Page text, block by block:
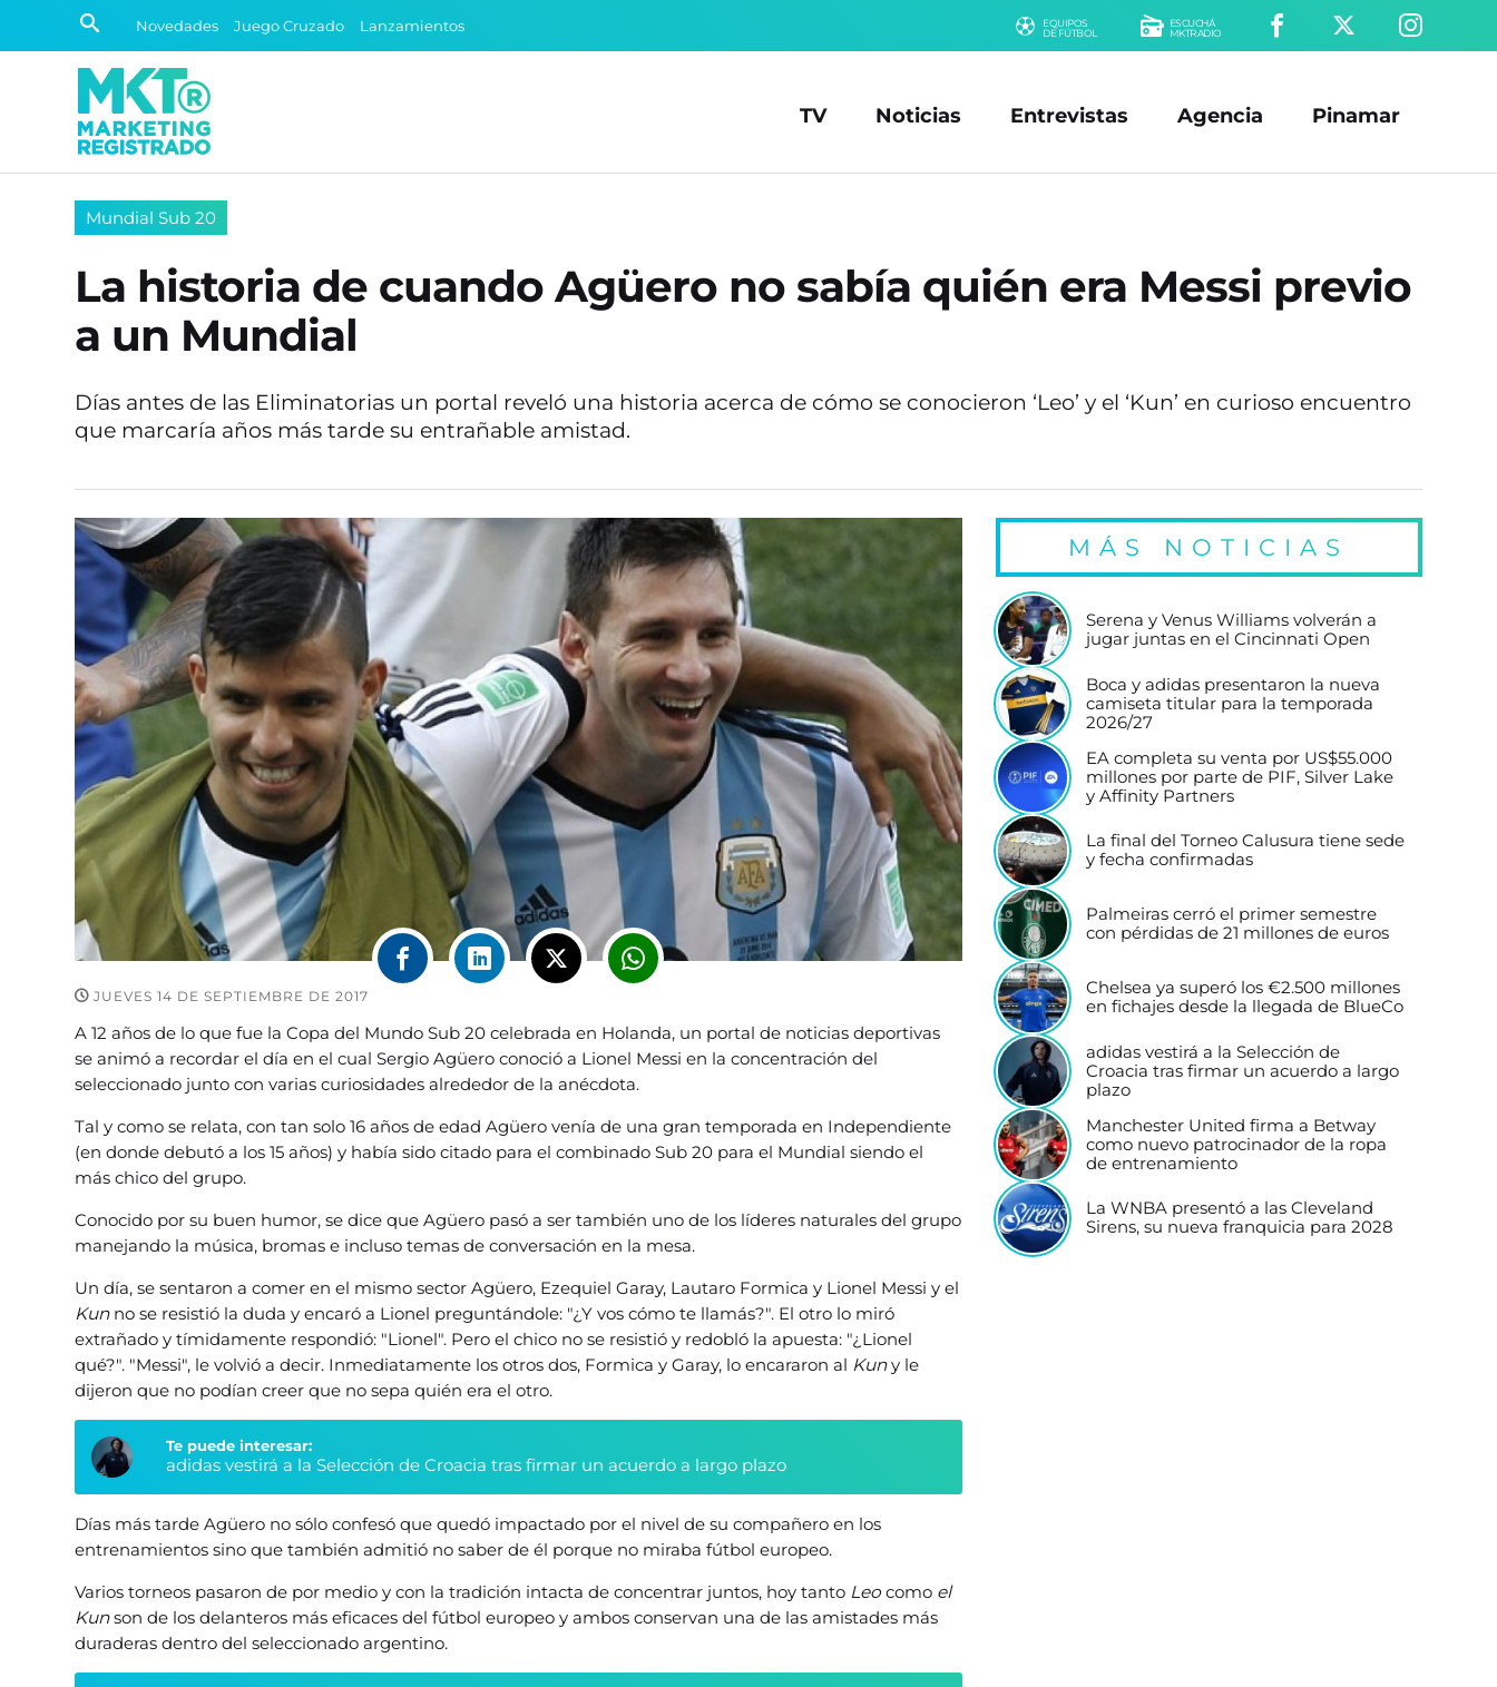
Novedades Juego Cruzado Lanzamientos
EQUIPOS
DE FÚTBOL
ESCUCHÁ
MKTRADIO
TV Noticias Entrevistas Agencia Pinamar
Mundial Sub 20
La historia de cuando Agüero no sabía quién era Messi previo
a un Mundial
Días antes de las Eliminatorias un portal reveló una historia acerca de cómo se conocieron ‘Leo’ y el ‘Kun’ en curioso encuentro
que marcaría años más tarde su entrañable amistad.
JUEVES 14 DE SEPTIEMBRE DE 2017
A 12 años de lo que fue la Copa del Mundo Sub 20 celebrada en Holanda, un portal de noticias deportivas
se animó a recordar el día en el cual Sergio Agüero conoció a Lionel Messi en la concentración del
seleccionado junto con varias curiosidades alrededor de la anécdota.
Tal y como se relata, con tan solo 16 años de edad Agüero venía de una gran temporada en Independiente
(en donde debutó a los 15 años) y había sido citado para el combinado Sub 20 para el Mundial siendo el
más chico del grupo.
Conocido por su buen humor, se dice que Agüero pasó a ser también uno de los líderes naturales del grupo
manejando la música, bromas e incluso temas de conversación en la mesa.
Un día, se sentaron a comer en el mismo sector Agüero, Ezequiel Garay, Lautaro Formica y Lionel Messi y el
Kun no se resistió la duda y encaró a Lionel preguntándole: "¿Y vos cómo te llamás?". El otro lo miró
extrañado y tímidamente respondió: "Lionel". Pero el chico no se resistió y redobló la apuesta: "¿Lionel
qué?". "Messi", le volvió a decir. Inmediatamente los otros dos, Formica y Garay, lo encararon al Kuny le
dijeron que no podían creer que no sepa quién era el otro.
Te puede interesar:
adidas vestirá a la Selección de Croacia tras firmar un acuerdo a largo plazo
Días más tarde Agüero no sólo confesó que quedó impactado por el nivel de su compañero en los
entrenamientos sino que también admitió no saber de él porque no miraba fútbol europeo.
Varios torneos pasaron de por medio y con la tradición intacta de concentrar juntos, hoy tanto Leocomo el
Kunson de los delanteros más eficaces del fútbol europeo y ambos conservan una de las amistades más
duraderas dentro del seleccionado argentino.
MÁS NOTICIAS
Serena y Venus Williams volverán a
jugar juntas en el Cincinnati Open
Boca y adidas presentaron la nueva
camiseta titular para la temporada
2026/27
EA completa su venta por US$55.000
millones por parte de PIF, Silver Lake
y Affinity Partners
La final del Torneo Calusura tiene sede
y fecha confirmadas
Palmeiras cerró el primer semestre
con pérdidas de 21 millones de euros
Chelsea ya superó los €2.500 millones
en fichajes desde la llegada de BlueCo
adidas vestirá a la Selección de
Croacia tras firmar un acuerdo a largo
plazo
Manchester United firma a Betway
como nuevo patrocinador de la ropa
de entrenamiento
La WNBA presentó a las Cleveland
Sirens, su nueva franquicia para 2028